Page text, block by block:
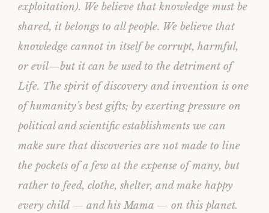
exploitation). We believe that knowledge must be
shared, it belongs to all people. We believe that
knowledge cannot in itself be corrupt, harmful,
or evil—but it can be used to the detriment of
Life. The spirit of discovery and invention is one
of humanity’s best gifts; by exerting pressure on
political and scientific establishments we can
make sure that discoveries are not made to line
the pockets of a few at the expense of many, but
rather to feed, clothe, shelter, and make happy
every child — and his Mama — on this planet.